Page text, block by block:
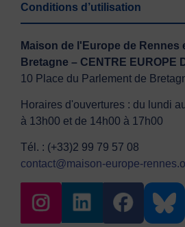
Conditions d’utilisation
Maison de l'Europe de Rennes
Bretagne – CENTRE EUROPE
10 Place du Parlement de
Horaires d'ouvertures : du lundi
à 13h00 et de 14h00 à 17h00
Tél. : (+33)2 99 79 57 08
contact@maison-europe-